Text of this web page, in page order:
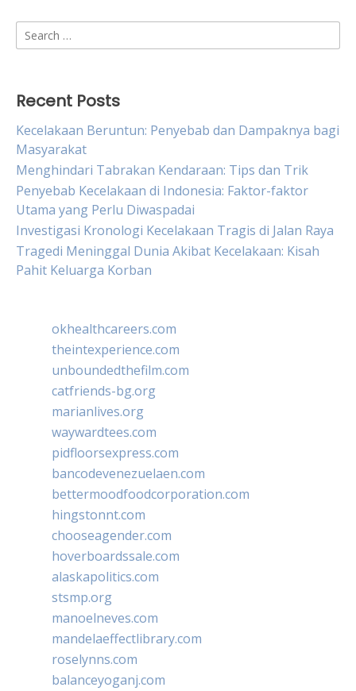
Search
for:
Recent Posts
Kecelakaan Beruntun: Penyebab dan Dampaknya bagi
Masyarakat
Menghindari Tabrakan Kendaraan: Tips dan Trik
Penyebab Kecelakaan di Indonesia: Faktor-faktor
Utama yang Perlu Diwaspadai
Investigasi Kronologi Kecelakaan Tragis di Jalan Raya
Tragedi Meninggal Dunia Akibat Kecelakaan: Kisah
Pahit Keluarga Korban
okhealthcareers.com
theintexperience.com
unboundedthefilm.com
catfriends-bg.org
marianlives.org
waywardtees.com
pidfloorsexpress.com
bancodevenezuelaen.com
bettermoodfoodcorporation.com
hingstonnt.com
chooseagender.com
hoverboardssale.com
alaskapolitics.com
stsmp.org
manoelneves.com
mandelaeffectlibrary.com
roselynns.com
balanceyoganj.com